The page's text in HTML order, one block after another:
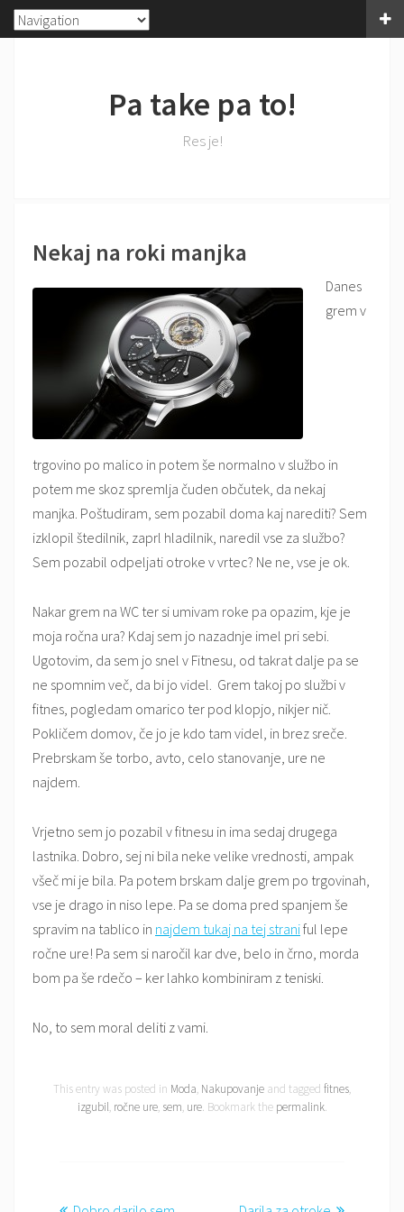
Pa take pa to!
Res je!
Nekaj na roki manjka
Danes
grem v
trgovino po malico in potem še normalno v službo in
potem me skoz spremlja čuden občutek, da nekaj
manjka. Poštudiram, sem pozabil doma kaj narediti? Sem
izklopil štedilnik, zaprl hladilnik, naredil vse za službo?
Sem pozabil odpeljati otroke v vrtec? Ne ne, vse je ok.
Nakar grem na WC ter si umivam roke pa opazim, kje je
moja ročna ura? Kdaj sem jo nazadnje imel pri sebi.
Ugotovim, da sem jo snel v Fitnesu, od takrat dalje pa se
ne spomnim več, da bi jo videl. Grem takoj po službi v
fitnes, pogledam omarico ter pod klopjo, nikjer nič.
Pokličem domov, če jo je kdo tam videl, in brez sreče.
Prebrskam še torbo, avto, celo stanovanje, ure ne
najdem.
Vrjetno sem jo pozabil v fitnesu in ima sedaj drugega
lastnika. Dobro, sej ni bila neke velike vrednosti, ampak
všeč mi je bila. Pa potem brskam dalje grem po trgovinah,
vse je drago in niso lepe. Pa se doma pred spanjem še
spravim na tablico in najdem tukaj na tej straniful lepe
ročne ure! Pa sem si naročil kar dve, belo in črno, morda
bom pa še rdečo – ker lahko kombiniram z teniski.
No, to sem moral deliti z vami.
This entry was posted in Moda, Nakupovanje and tagged fitnes,
izgubil, ročne ure, sem, ure. Bookmark the permalink.